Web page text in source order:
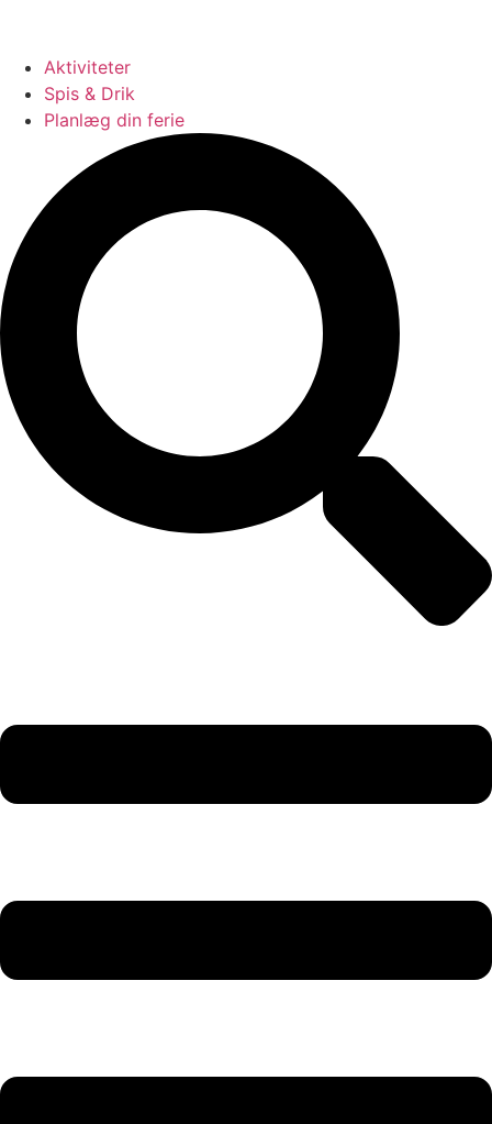
Aktiviteter
Spis & Drik
Planlæg din ferie